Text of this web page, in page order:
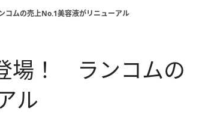
ムの売上No.1美容液がリニューアル
場！ ランコムの
ル